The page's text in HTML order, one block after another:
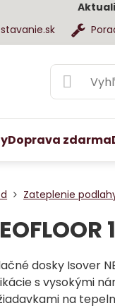
Doprava zdarma
Zateplenie
dosky Isover
s vysokými
na